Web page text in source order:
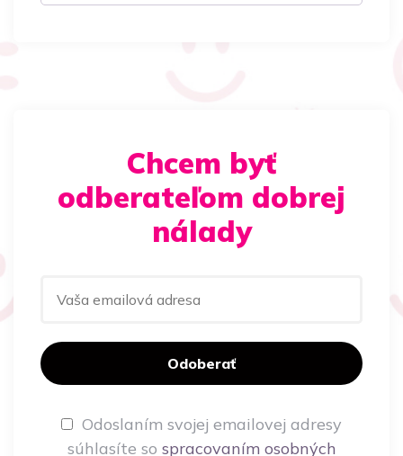
Chcem byť
odberateľom dobrej
nálady
Odoslaním svojej emailovej adresy
súhlasíte so spracovaním osobných